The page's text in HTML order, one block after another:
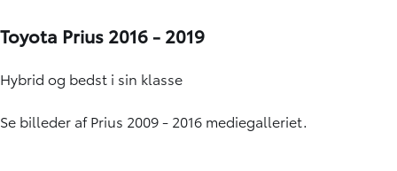
Toyota Prius 2016 - 2019
Hybrid og bedst i sin klasse
Se billeder af Prius 2009 - 2016 mediegalleriet.